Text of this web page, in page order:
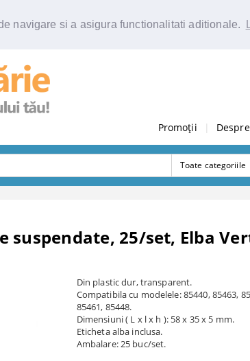
navigare si a asigura functionalitati aditionale.
Promoții
25/set, Elba
Din plastic dur, transparent.
Compatibila cu modelele: 85440, 85463,
85461, 85448.
Dimensiuni ( L x l x h ): 58 x 35 x 5 mm.
Eticheta alba inclusa.
Ambalare: 25 buc/set.